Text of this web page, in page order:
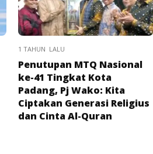
1 TAHUN LALU
Penutupan MTQ Nasional
ke-41 Tingkat Kota
Padang, Pj Wako: Kita
Ciptakan Generasi Religius
dan Cinta Al-Quran